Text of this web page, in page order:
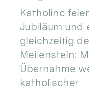
Katholino
Jubiläum und
gleichzeitig
Meilenstein:
Übernahme
katholischer